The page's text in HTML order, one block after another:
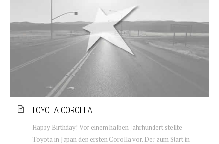
TOYOTA COROLLA
Happy Birthday! Vor einem halben Jahrhundert stellte
Toyota in Japan den ersten Corolla vor. Der zum Start in